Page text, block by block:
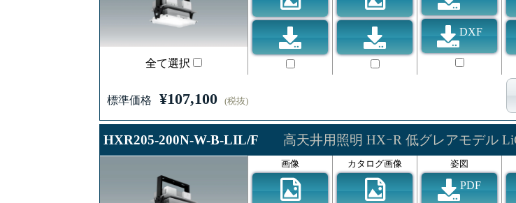
全て選択
DXF
標準価格 ¥107,100 (税抜)
HXR205-200N-W-B-LIL/F 高天井用照明 HXｰR 低グレアモデル
画像 カタログ画像 姿図
PDF